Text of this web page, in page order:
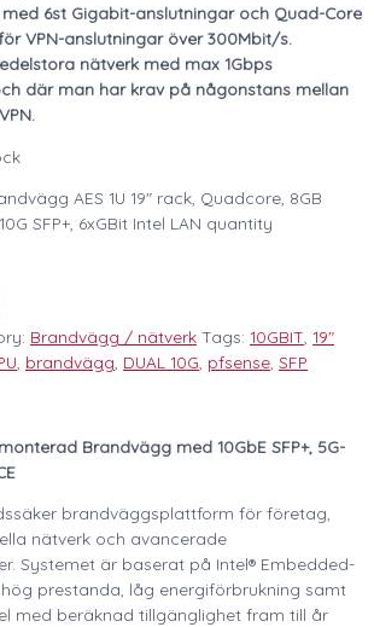
6st Gigabit-anslutningar och Quad-Core
VPN-anslutningar över 300Mbit/s.
nätverk med max 1Gbps
där man har krav på någonstans mellan
AES 1U 19" rack, Quadcore, 8GB
SFP+, 6xGBit Intel LAN quantity
Brandvägg / nätverk Tags: 10GBIT 19"
brandvägg DUAL 10G pfsense SFP
Brandvägg med 10GbE SFP+, 5G-
brandväggsplattform för företag,
nätverk och avancerade
Systemet är baserat på Intel® Embedded-
prestanda, låg energiförbrukning samt
med beräknad tillgänglighet fram till år